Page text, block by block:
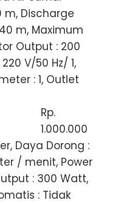
m, Discharge
m, Maximum
Output : 200
V/50 Hz/ 1,
: 1, Outlet
Rp.
1.000.000
Daya Dorong :
/ menit, Power
: 300 Watt,
: Tidak